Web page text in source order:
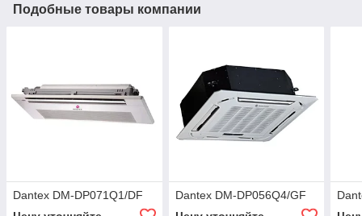
Подобные товары компании
Dantex DM-DP071Q1/DF
Dantex DM-DP056Q4/GF